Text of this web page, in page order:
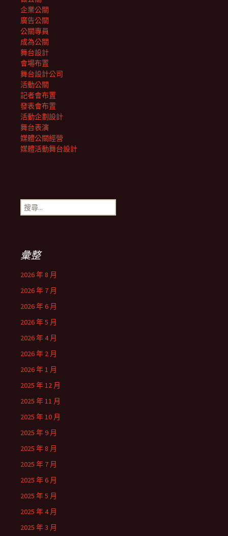
企業公關
廣告公關
公關專員
成為公關
舞台設計
會場布置
舞台設計公司
活動公關
記者會布置
發表會布置
活動企劃設計
舞台表演
媒體公關經營
媒體活動舞台設計
搜
尋
彙整
2026 年 8 月
2026 年 7 月
2026 年 6 月
2026 年 5 月
2026 年 4 月
2026 年 2 月
2026 年 1 月
2025 年 12 月
2025 年 11 月
2025 年 10 月
2025 年 9 月
2025 年 8 月
2025 年 7 月
2025 年 6 月
2025 年 5 月
2025 年 4 月
2025 年 3 月